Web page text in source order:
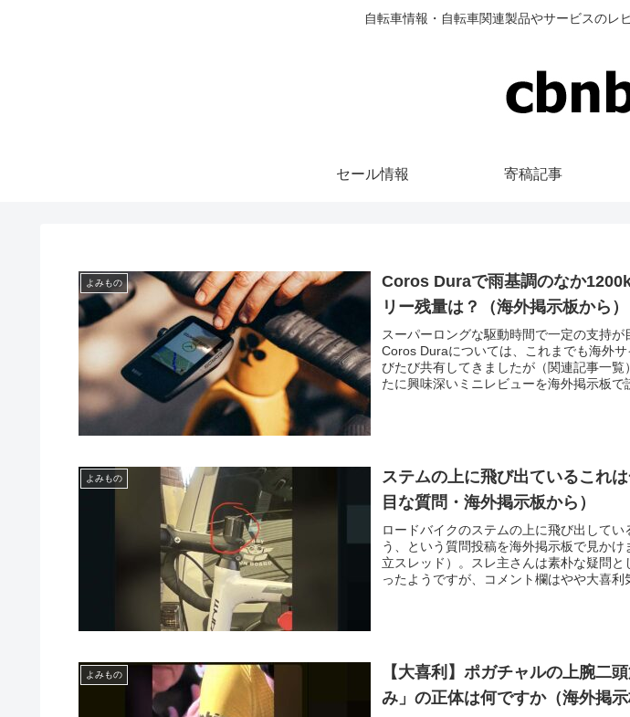
自転車情報・自転車関連製品やサービスのレ
セール情報 寄稿記事
よみもの
Coros Duraで雨基調のなか
リー残量は？（海外掲示板から）
スーパーロングな駆動時間で一定の支持が
Coros Duraについては、これまでも海外
びたび共有してきましたが（関連記事一
たに興味深いミニレビューを海外掲示板で
よみもの
ステムの上に飛び出ているこれ
目な質問・海外掲示板から）
ロードバイクのステムの上に飛び出してい
う、という質問投稿を海外掲示板で見か
立スレッド）。スレ主さんは素朴な疑問
ったようですが、コメント欄はやや大喜利
よみもの
【大喜利】ポガチャルの上腕二
み」の正体は何ですか（海外掲示